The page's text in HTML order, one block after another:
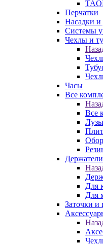
Перчатки
Насадки и
Системы
Чехлы и
Часы
Все
Все
Лузы
Для
Для
Заточки и